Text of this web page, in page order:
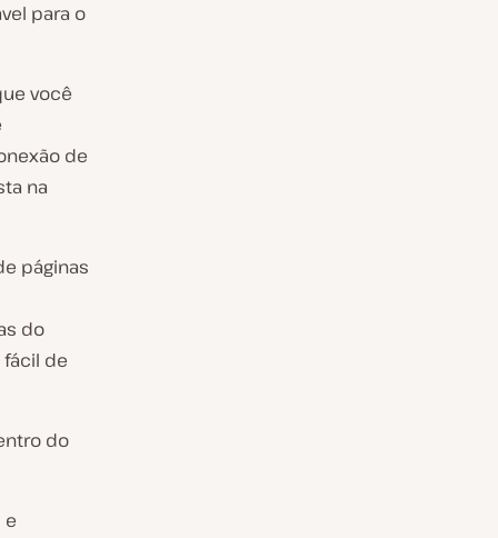
para o
você
de
na
páginas
do
de
do
e